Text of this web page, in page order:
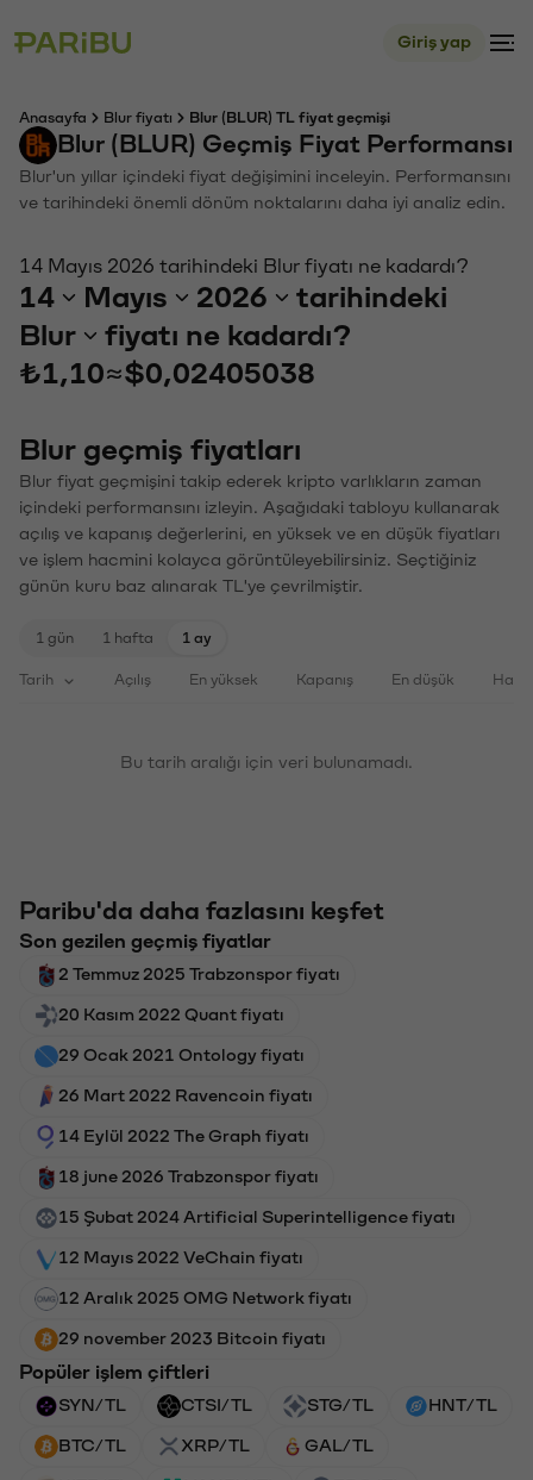
Giriş yap
Anasayfa Blur fiyatı Blur (BLUR) TL fiyat geçmişi
Blur (BLUR) Geçmiş Fiyat Performansı
Blur'un yıllar içindeki fiyat değişimini inceleyin. Performansını
ve tarihindeki önemli dönüm noktalarını daha iyi analiz edin.
14 Mayıs 2026 tarihindeki Blur fiyatı ne kadardı?
14 Mayıs 2026
tarihindeki
Blur
fiyatı ne kadardı?
₺1,10≈$0,02405038
Blur geçmiş fiyatları
Blur fiyat geçmişini takip ederek kripto varlıkların zaman
içindeki performansını izleyin. Aşağıdaki tabloyu kullanarak
açılış ve kapanış değerlerini, en yüksek ve en düşük fiyatları
ve işlem hacmini kolayca görüntüleyebilirsiniz. Seçtiğiniz
günün kuru baz alınarak TL'ye çevrilmiştir.
1 gün 1 hafta 1 ay
Tarih Açılış En yüksek Kapanış En düşük
Bu tarih aralığı için veri bulunamadı.
Paribu'da daha fazlasını keşfet
Son gezilen geçmiş fiyatlar
2 Temmuz 2025 Trabzonspor fiyatı
20 Kasım 2022 Quant fiyatı
29 Ocak 2021 Ontology fiyatı
26 Mart 2022 Ravencoin fiyatı
14 Eylül 2022 The Graph fiyatı
18 june 2026 Trabzonspor fiyatı
15 Şubat 2024 Artificial Superintelligence fiyatı
12 Mayıs 2022 VeChain fiyatı
12 Aralık 2025 OMG Network fiyatı
29 november 2023 Bitcoin fiyatı
Popüler işlem çiftleri
SYN/TL CTSI/TL STG/TL HNT/TL
BTC/TL XRP/TL GAL/TL